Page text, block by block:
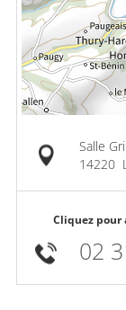
Salle
14220
Cliquez pour
02